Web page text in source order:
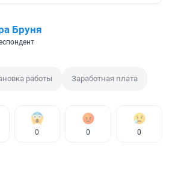
Бруня
работы Заработная плата
0 0 0